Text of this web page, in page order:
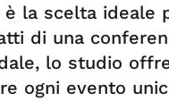
la scelta ideale
di una
lo studio
ogni evento